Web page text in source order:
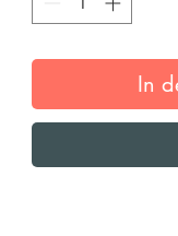
In